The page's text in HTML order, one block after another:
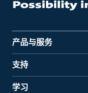
产品与服务
支持
学习